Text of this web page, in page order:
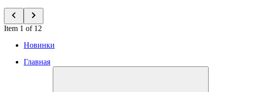
Item 1 of 12
Новинки
Главная